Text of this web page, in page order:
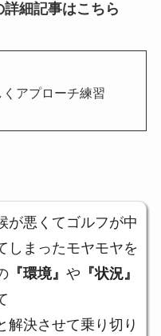
細記事はこちら
くアプローチ練習
が悪くてゴルフが中
しまったモヤモヤを
『環境』 や 『状況』
解決させて乗り切り